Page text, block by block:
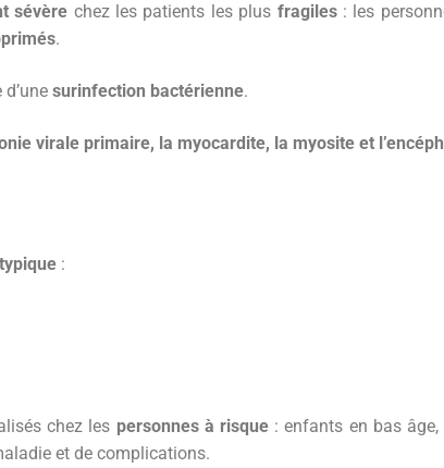
sévère chez les patients les plus fragiles: les
.
surinfection bactérienne.
virale primaire, la myocardite, la myosite et
:
chez les personnes à risque : enfants en bas
et de complications.